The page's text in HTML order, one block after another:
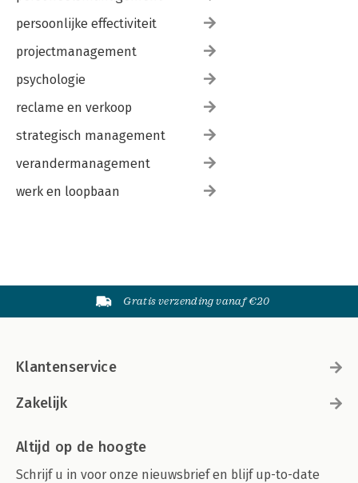
persoonlijke effectiviteit
projectmanagement
psychologie
reclame en verkoop
strategisch management
verandermanagement
werk en loopbaan
Gratis verzending vanaf €20
Klantenservice
Zakelijk
Altijd op de hoogte
Schrijf u in voor onze nieuwsbrief en blijf up-to-date